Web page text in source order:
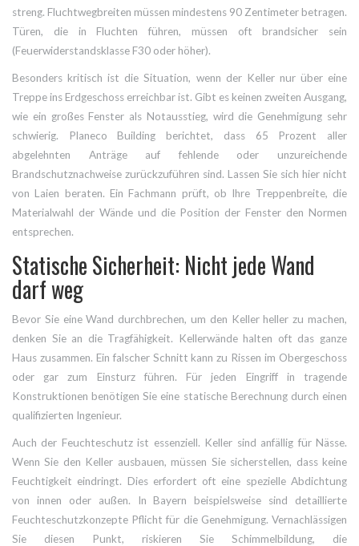
streng. Fluchtwegbreiten müssen mindestens 90 Zentimeter betragen.
Türen, die in Fluchten führen, müssen oft brandsicher sein
(Feuerwiderstandsklasse F30 oder höher).
Besonders kritisch ist die Situation, wenn der Keller nur über eine
Treppe ins Erdgeschoss erreichbar ist. Gibt es keinen zweiten Ausgang,
wie ein großes Fenster als Notausstieg, wird die Genehmigung sehr
schwierig. Planeco Building berichtet, dass 65 Prozent aller
abgelehnten Anträge auf fehlende oder unzureichende
Brandschutznachweise zurückzuführen sind. Lassen Sie sich hier nicht
von Laien beraten. Ein Fachmann prüft, ob Ihre Treppenbreite, die
Materialwahl der Wände und die Position der Fenster den Normen
entsprechen.
Statische Sicherheit: Nicht jede Wand
darf weg
Bevor Sie eine Wand durchbrechen, um den Keller heller zu machen,
denken Sie an die Tragfähigkeit. Kellerwände halten oft das ganze
Haus zusammen. Ein falscher Schnitt kann zu Rissen im Obergeschoss
oder gar zum Einsturz führen. Für jeden Eingriff in tragende
Konstruktionen benötigen Sie eine statische Berechnung durch einen
qualifizierten Ingenieur.
Auch der Feuchteschutz ist essenziell. Keller sind anfällig für Nässe.
Wenn Sie den Keller ausbauen, müssen Sie sicherstellen, dass keine
Feuchtigkeit eindringt. Dies erfordert oft eine spezielle Abdichtung
von innen oder außen. In Bayern beispielsweise sind detaillierte
Feuchteschutzkonzepte Pflicht für die Genehmigung. Vernachlässigen
Sie diesen Punkt, riskieren Sie Schimmelbildung, die